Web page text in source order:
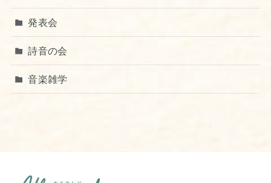
発表会
詩音の会
音楽雑学